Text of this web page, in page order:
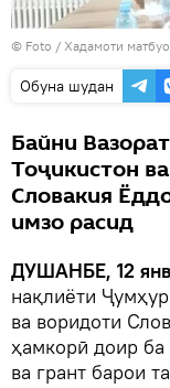
© Foto / Хадамоти
Обуна шудан
Байни
Тоҷикистон
Словакия
имзо расид
ДУШАНБЕ, 12
нақлиёти
ва воридоти
ҳамкорӣ доир
ва грант барои